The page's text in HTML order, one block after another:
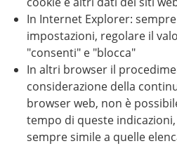
In Internet Explorer:
impostazioni, regolare il
"consenti" e "blocca"
In altri browser il
considerazione della
browser web, non è
tempo di queste
sempre simile a quelle